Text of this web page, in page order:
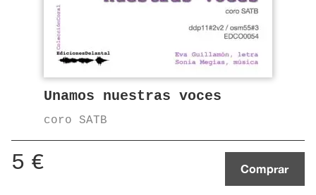
Unamos nuestras voces
coro SATB
5 € Comprar